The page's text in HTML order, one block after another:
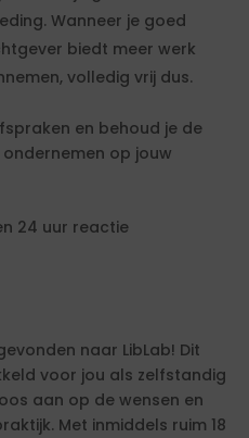
Wanneer je goed
biedt meer werk
volledig vrij dus.
en behoud je de
op jouw
24 uur reactie
naar LibLab! Dit
voor jou als zelfstandig
aan op de wensen en
Met inmiddels ruim 18